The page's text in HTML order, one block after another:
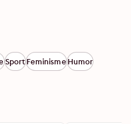
SportFeminismeHumor